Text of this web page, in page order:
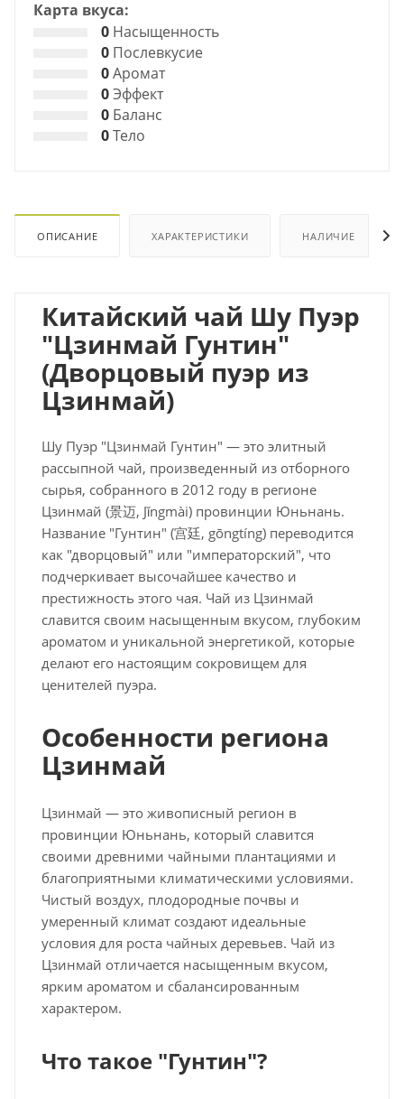
Карта вкуса:
0 Насыщенность
0 Послевкусие
0Аромат
0Эффект
0 Баланс
0Тело
ОПИСАНИЕ ХАРАКТЕРИСТИКИ НАЛИЧИЕ
Китайский чай Шу Пуэр
"Цзинмай Гунтин"
(Дворцовый пуэр из
Цзинмай)
Шу Пуэр "Цзинмай Гунтин" — это элитный
рассыпной чай, произведенный из отборного
сырья, собранного в 2012 году в регионе
Цзинмай (景迈, Jǐngmài) провинции Юньнань.
Название "Гунтин" (宫廷, gōngtíng) переводится
как "дворцовый" или "императорский", что
подчеркивает высочайшее качество и
престижность этого чая. Чай из Цзинмай
славится своим насыщенным вкусом, глубоким
ароматом и уникальной энергетикой, которые
делают его настоящим сокровищем для
ценителей пуэра.
Особенности региона
Цзинмай
Цзинмай — это живописный регион в
провинции Юньнань, который славится
своими древними чайными плантациями и
благоприятными климатическими условиями.
Чистый воздух, плодородные почвы и
умеренный климат создают идеальные
условия для роста чайных деревьев. Чай из
Цзинмай отличается насыщенным вкусом,
ярким ароматом и сбалансированным
характером.
Что такое "Гунтин"?